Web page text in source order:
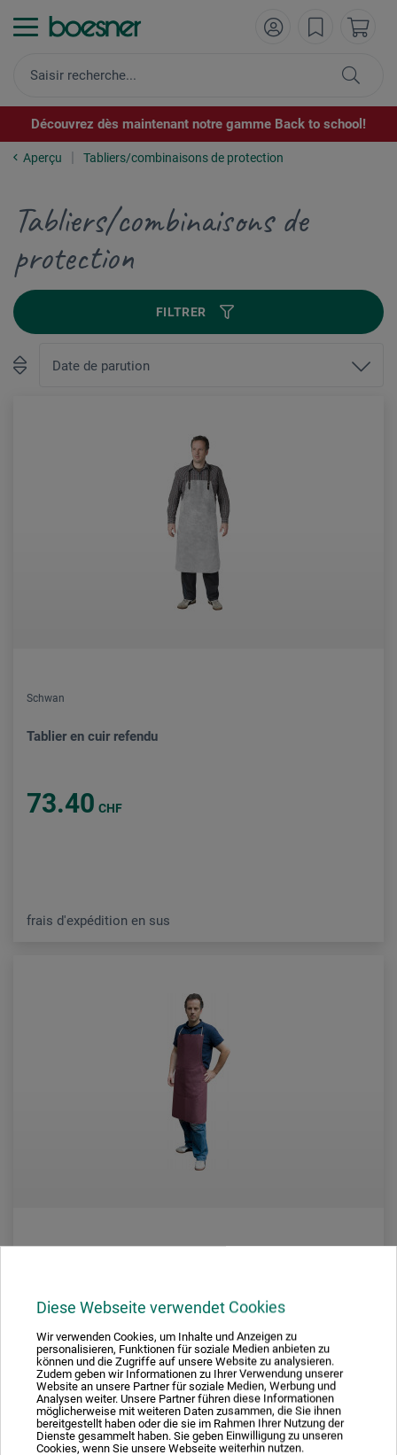
Diese Webseite verwendet Cookies
Wir verwenden Cookies, um Inhalte und Anzeigen zu
personalisieren, Funktionen für soziale Medien anbieten zu
können und die Zugriffe auf unsere Website zu analysieren.
Zudem geben wir Informationen zu Ihrer Verwendung unserer
Website an unsere Partner für soziale Medien, Werbung und
Analysen weiter. Unsere Partner führen diese Informationen
möglicherweise mit weiteren Daten zusammen, die Sie ihnen
bereitgestellt haben oder die sie im Rahmen Ihrer Nutzung der
Dienste gesammelt haben. Sie geben Einwilligung zu unseren
Cookies, wenn Sie unsere Webseite weiterhin nutzen.
Découvrez dès maintenant notre gamme Back to school!
Aperçu Tabliers/combinaisons de protection
Tabliers/combinaisons de
protection
FILTRER
Schwan
Tablier en cuir refendu
73.40 CHF
frais d'expédition en sus
10.50 CHF